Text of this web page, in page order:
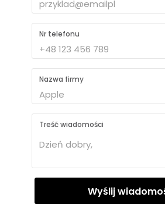
Nr telefonu
Nazwa firmy
Treść wiadomości